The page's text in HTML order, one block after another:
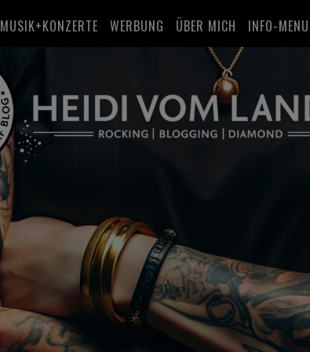
MUSIK+KONZERTE WERBUNG ÜBER MICH INFO-